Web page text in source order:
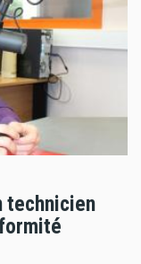
technicien